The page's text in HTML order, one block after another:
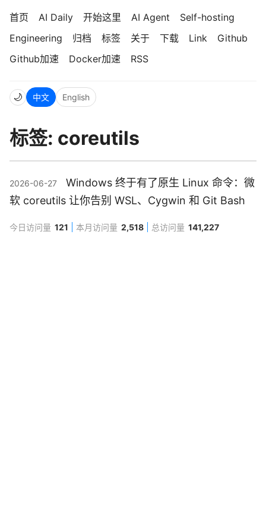
首页 AI Daily 开始这里 AI Agent
Self-hosting
Engineering
归档 标签 关于 下载 Link
Github
Github加速
Docker加速 RSS
🌙 中文 English
标签: coreutils
2026-06-27
Windows 终于有了原生 Linux 命令：微
软 coreutils 让你告别 WSL、Cygwin 和 Git Bash
今日访问量 121 本月访问量 2,518 总访问量 141,227